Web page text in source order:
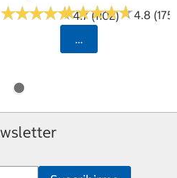
★★★★★
★★★★★4.7 (1102)
★★★★★
★★★★★4.8 (175)
Seleccionar